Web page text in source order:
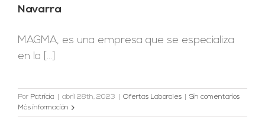
Navarra
MAGMA, es una empresa que se especializa
en la [...]
Por Patricia abril 28th, 2023 Ofertas Laborales
Sin comentarios
Más información